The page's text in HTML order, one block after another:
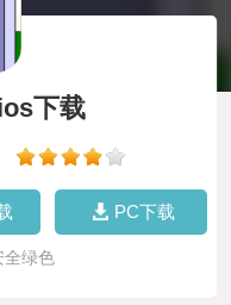
下载
PC下载
全绿色